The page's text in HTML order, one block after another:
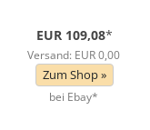
EUR 109,08*
Versand: EUR 0,00
Zum Shop »
bei Ebay*